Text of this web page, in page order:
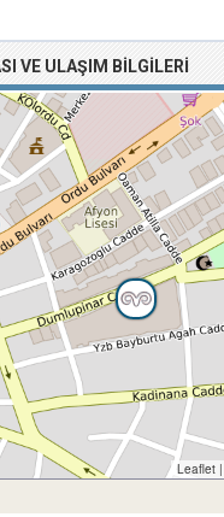
VE ULAŞIM BILGILERI
Leaflet |